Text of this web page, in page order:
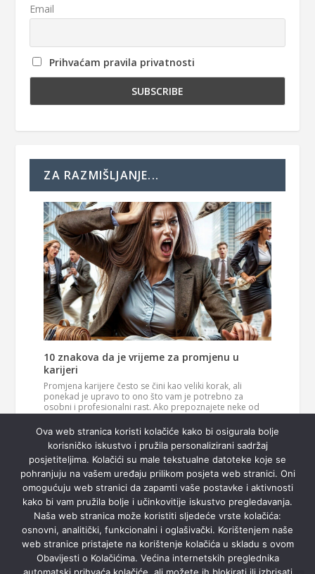
Email
Prihvaćam pravila privatnosti
ZA RAZMIŠLJANJE...
10 znakova da je vrijeme za promjenu u
karijeri
Promjena karijere često se čini kao veliki korak, ali
ponekad je upravo to ono što vam je potrebno za
osobni i profesionalni rast. Ako prepoznajete neke od
ovih znakova, možda je vrijeme da razmislite o novom
smjeru u svom životu. 1. Vaš posao više vas…Pročitaj
više
Ova web stranica koristi kolačiće kako bi osigurala bolje
korisničko iskustvo i pružila personalizirani sadržaj
posjetiteljima. Kolačići su male tekstualne datoteke koje se
pohranjuju na vašem uređaju prilikom posjeta web stranici. Oni
omogućuju web stranici da zapamti vaše postavke i aktivnosti
kako bi vam pružila bolje i učinkovitije iskustvo pregledavanja.
Naša web stranica može koristiti sljedeće vrste kolačića:
osnovni, analitički, funkcionalni i oglašivački. Korištenjem naše
web stranice pristajete na korištenje kolačića u skladu s ovom
Obavijesti o Kolačićima. Većina internetskih preglednika